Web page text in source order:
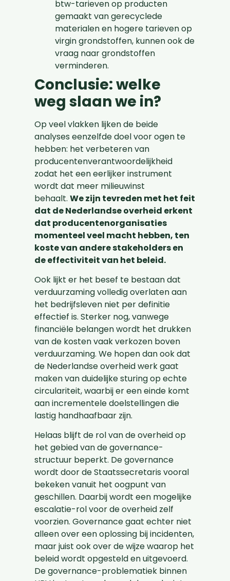
btw-tarieven op producten
gemaakt van gerecyclede
materialen en hogere tarieven op
virgin grondstoffen, kunnen ook de
vraag naar grondstoffen
verminderen.
Conclusie: welke
weg slaan we in?
Op veel vlakken lijken de beide
analyses eenzelfde doel voor ogen te
hebben: het verbeteren van
producentenverantwoordelijkheid
zodat het een eerlijker instrument
wordt dat meer milieuwinst
behaalt.We zijn tevreden met het feit
dat de Nederlandse overheid erkent
dat producentenorganisaties
momenteel veel macht hebben, ten
koste van andere stakeholders en
de effectiviteit van het beleid.
Ook lijkt er het besef te bestaan dat
verduurzaming volledig overlaten aan
het bedrijfsleven niet per definitie
effectief is. Sterker nog, vanwege
financiële belangen wordt het drukken
van de kosten vaak verkozen boven
verduurzaming. We hopen dan ook dat
de Nederlandse overheid werk gaat
maken van duidelijke sturing op echte
circulariteit, waarbij er een einde komt
aan incrementele doelstellingen die
lastig handhaafbaar zijn.
Helaas blijft de rol van de overheid op
het gebied van de governance-
structuur beperkt. De governance
wordt door de Staatssecretaris vooral
bekeken vanuit het oogpunt van
geschillen. Daarbij wordt een mogelijke
escalatie-rol voor de overheid zelf
voorzien. Governance gaat echter niet
alleen over een oplossing bij incidenten,
maar juist ook over de wijze waarop het
beleid wordt opgesteld en uitgevoerd.
De governance-problematiek binnen